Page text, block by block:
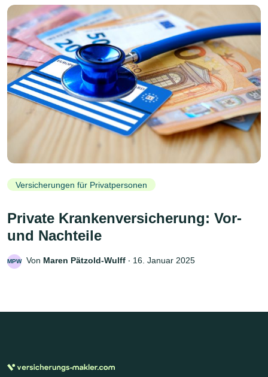
Versicherungen für Privatpersonen
Private Krankenversicherung: Vor-
und Nachteile
MPW Von Maren Pätzold-Wulff ‧ 16. Januar 2025